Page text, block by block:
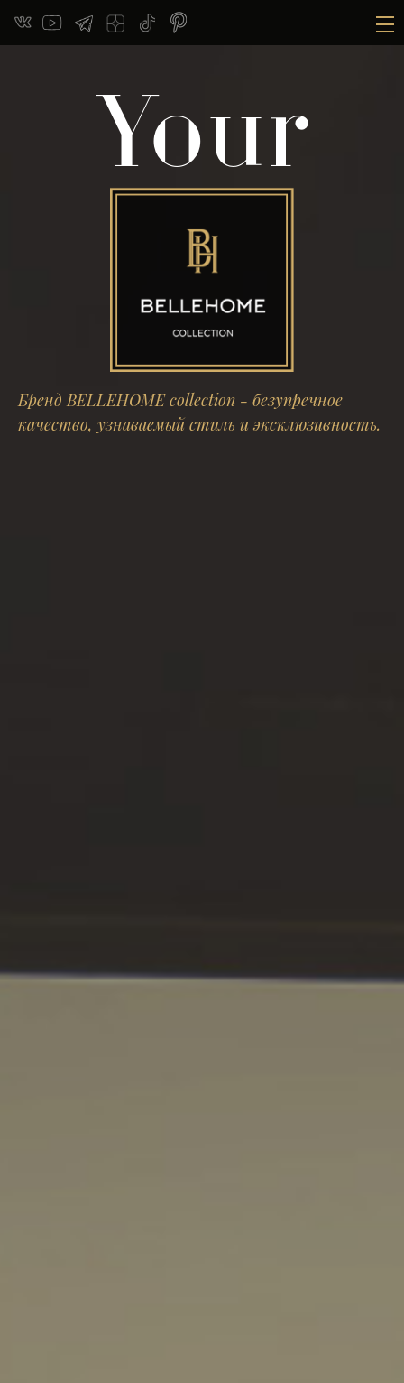
Your
Бренд BELLEHOME сollection - безупречное
качество, узнаваемый стиль и эксклюзивность.